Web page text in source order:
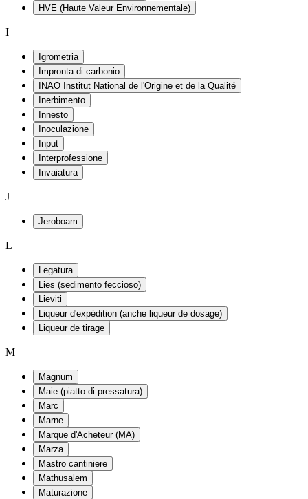
HVE (Haute Valeur Environnementale)
I
Igrometria
Impronta di carbonio
INAO Institut National de l'Origine et de la Qualité
Inerbimento
Innesto
Inoculazione
Input
Interprofessione
Invaiatura
J
Jeroboam
L
Legatura
Lies (sedimento feccioso)
Lieviti
Liqueur d'expédition (anche liqueur de dosage)
Liqueur de tirage
M
Magnum
Maie (piatto di pressatura)
Marc
Marne
Marque d'Acheteur (MA)
Marza
Mastro cantiniere
Mathusalem
Maturazione